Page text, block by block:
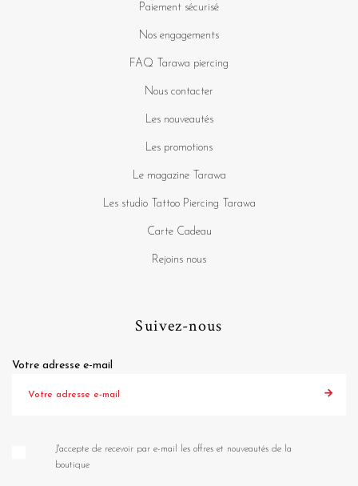
Paiement sécurisé
Nos engagements
FAQ Tarawa piercing
Nous contacter
Les nouveautés
Les promotions
Le magazine Tarawa
Les studio Tattoo Piercing Tarawa
Carte Cadeau
Rejoins nous
Suivez-nous
Votre adresse e-mail
J'accepte de recevoir par e-mail les offres et nouveautés de la
boutique